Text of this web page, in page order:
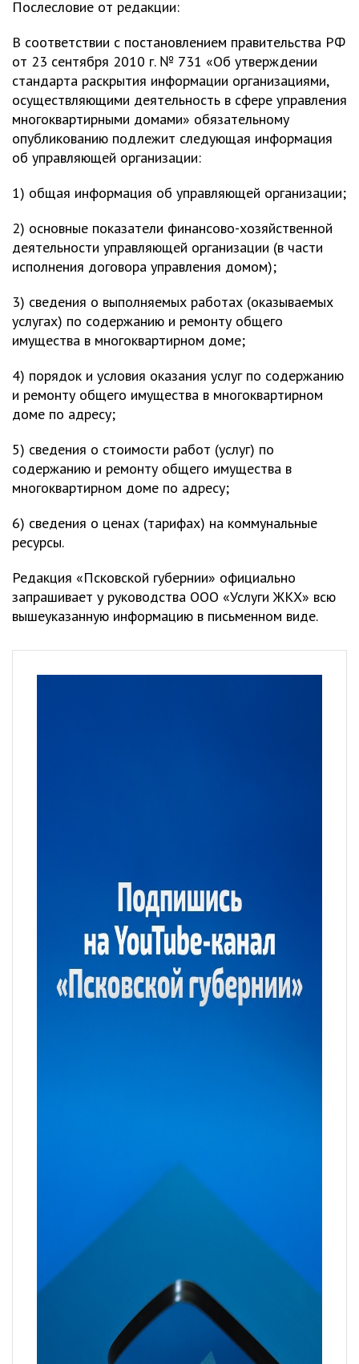
Послесловие от редакции:
В соответствии с постановлением правительства РФ
от 23 сентября 2010 г. № 731 «Об утверждении
стандарта раскрытия информации организациями,
осуществляющими деятельность в сфере управления
многоквартирными домами» обязательному
опубликованию подлежит следующая информация
об управляющей организации:
1) общая информация об управляющей организации;
2) основные показатели финансово-хозяйственной
деятельности управляющей организации (в части
исполнения договора управления домом);
3) сведения о выполняемых работах (оказываемых
услугах) по содержанию и ремонту общего
имущества в многоквартирном доме;
4) порядок и условия оказания услуг по содержанию
и ремонту общего имущества в многоквартирном
доме по адресу;
5) сведения о стоимости работ (услуг) по
содержанию и ремонту общего имущества в
многоквартирном доме по адресу;
6) сведения о ценах (тарифах) на коммунальные
ресурсы.
Редакция «Псковской губернии» официально
запрашивает у руководства ООО «Услуги ЖКХ» всю
вышеуказанную информацию в письменном виде.